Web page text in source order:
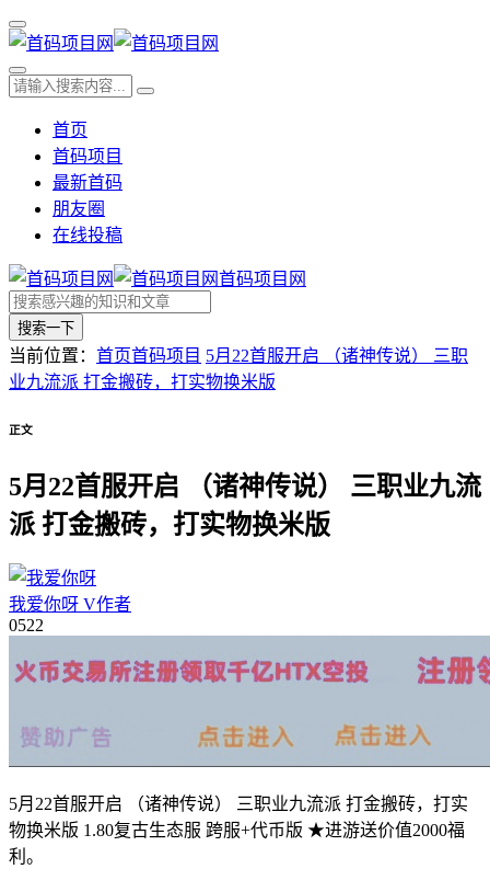
首页
首码项目
最新首码
朋友圈
在线投稿
首码项目网
搜索一下
当前位置： 首页首码项目 5月22首服开启 （诸神传说） 三职
业九流派 打金搬砖，打实物换米版
正文
5月22首服开启 （诸神传说） 三职业九流
派 打金搬砖，打实物换米版
我爱你呀 V作者
0522
5月22首服开启 （诸神传说） 三职业九流派 打金搬砖，打实
物换米版 1.80复古生态服 跨服+代币版 ★进游送价值2000福
利。